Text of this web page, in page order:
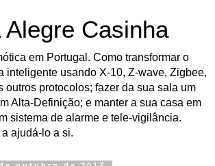
Alegre Casinha
em Portugal. Como transformar o
inteligente usando X-10, Z-wave, Zigbee,
outros protocolos; fazer da sua sala um
Alta-Definição; e manter a sua casa em
sistema de alarme e tele-vigilância.
ajudá-lo a si.